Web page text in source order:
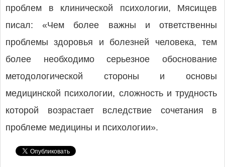
проблем в клинической психологии, Мясищев
писал: «Чем более важны и ответственны
проблемы здоровья и болезней человека, тем
более необходимо серьезное обоснование
методологической стороны и основы
медицинской психологии, сложность и трудность
которой возрастает вследствие сочетания в
проблеме медицины и психологии».